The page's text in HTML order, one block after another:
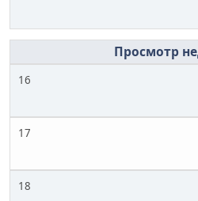
16
17
18